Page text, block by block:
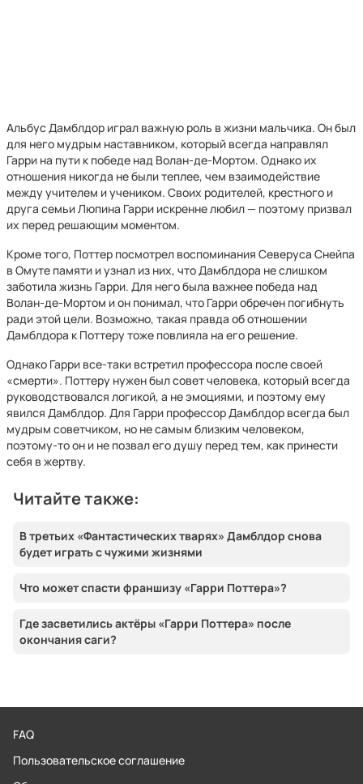
Альбус Дамблдор играл важную роль в жизни мальчика. Он был
для него мудрым наставником, который всегда направлял
Гарри на пути к победе над Волан-де-Мортом. Однако их
отношения никогда не были теплее, чем взаимодействие
между учителем и учеником. Своих родителей, крестного и
друга семьи Люпина Гарри искренне любил — поэтому призвал
их перед решающим моментом.
Кроме того, Поттер посмотрел воспоминания Северуса Снейпа
в Омуте памяти и узнал из них, что Дамблдора не слишком
заботила жизнь Гарри. Для него была важнее победа над
Волан-де-Мортом и он понимал, что Гарри обречен погибнуть
ради этой цели. Возможно, такая правда об отношении
Дамблдора к Поттеру тоже повлияла на его решение.
Однако Гарри все-таки встретил профессора после своей
«смерти». Поттеру нужен был совет человека, который всегда
руководствовался логикой, а не эмоциями, и поэтому ему
явился Дамблдор. Для Гарри профессор Дамблдор всегда был
мудрым советчиком, но не самым близким человеком,
поэтому-то он и не позвал его душу перед тем, как принести
себя в жертву.
Читайте также:
В третьих «Фантастических тварях» Дамблдор снова
будет играть с чужими жизнями
Что может спасти франшизу «Гарри Поттера»?
Где засветились актёры «Гарри Поттера» после
окончания саги?
FAQ
Пользовательское соглашение